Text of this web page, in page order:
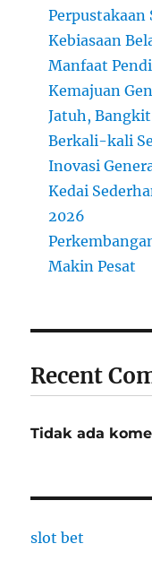
Perpustakaan
Kebiasaan
Manfaat
Kemajuan
Jatuh,
Berkali-kali
Inovasi
Kedai
2026
Makin Pesat
Recent
Tidak ada
slot bet